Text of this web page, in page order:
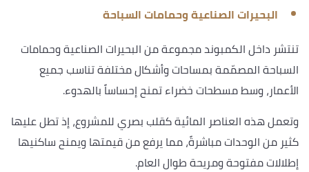
البحيرات الصناعية وحمامات السباحة
تنتشر داخل الكمبوند مجموعة من البحيرات الصناعية وحمامات
السباحة المصمّمة بمساحات وأشكال مختلفة تناسب جميع
الأعمار، وسط مسطحات خضراء تمنح إحساساً بالهدوء.
وتعمل هذه العناصر المائية كقلب بصري للمشروع، إذ تطل عليها
كثير من الوحدات مباشرةً، مما يرفع من قيمتها ويمنح ساكنيها
إطلالات مفتوحة ومريحة طوال العام.